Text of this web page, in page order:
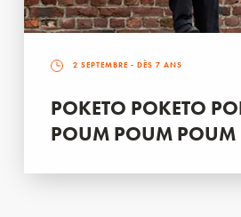
2 SEPTEMBRE - DÈS 7 ANS
POKETO POKETO
POUM POUM POUM